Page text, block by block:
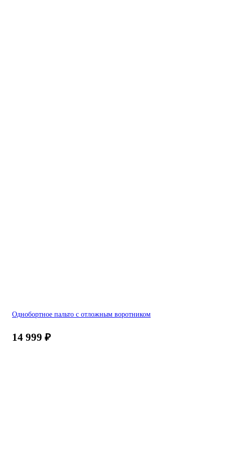
Однобортное пальто с отложным воротником
14 999 ₽